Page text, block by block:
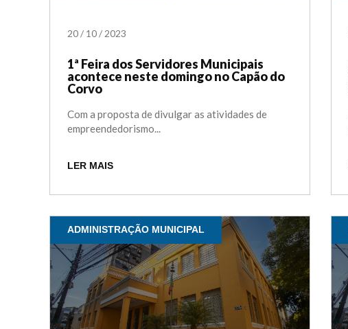
20/ 10/2023
1ª Feira dos Servidores Municipais
acontece neste domingo no Capão do
Corvo
Com a proposta de divulgar as atividades de
empreendedorismo...
LER MAIS
ADMINISTRAÇÃO MUNICIPAL